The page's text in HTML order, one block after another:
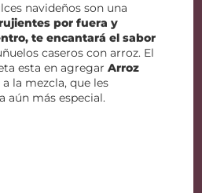
navideños son una
por fuera y
te encantará el sabor
caseros con arroz. El
esta en agregarArroz
a la mezcla, que les
aún más especial.